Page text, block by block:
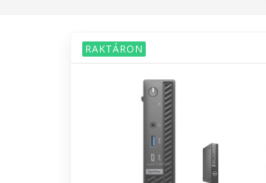
RAKTÁRON